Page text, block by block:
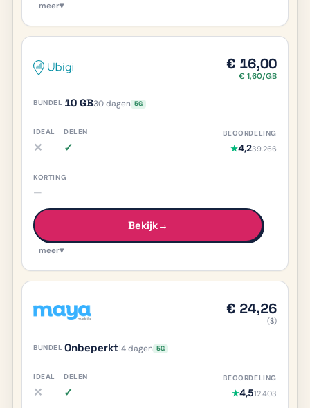
meer▾
10 GB30 dagen 5G
€ 16,00
€ 1,60/GB
✕iDEAL nee, meer info
✓Delen ja, meer info ★4,239.266
—
Bekijk→
meer▾
Onbeperkt14 dagen 5G
€ 24,26
($)
✕iDEAL nee, meer info
✓Delen ja, meer info ★4,512.403